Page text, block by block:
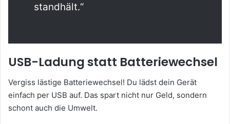
standhält.“
USB-Ladung statt Batteriewechsel
Vergiss lästige Batteriewechsel! Du lädst dein Gerät
einfach per USB auf. Das spart nicht nur Geld, sondern
schont auch die Umwelt.